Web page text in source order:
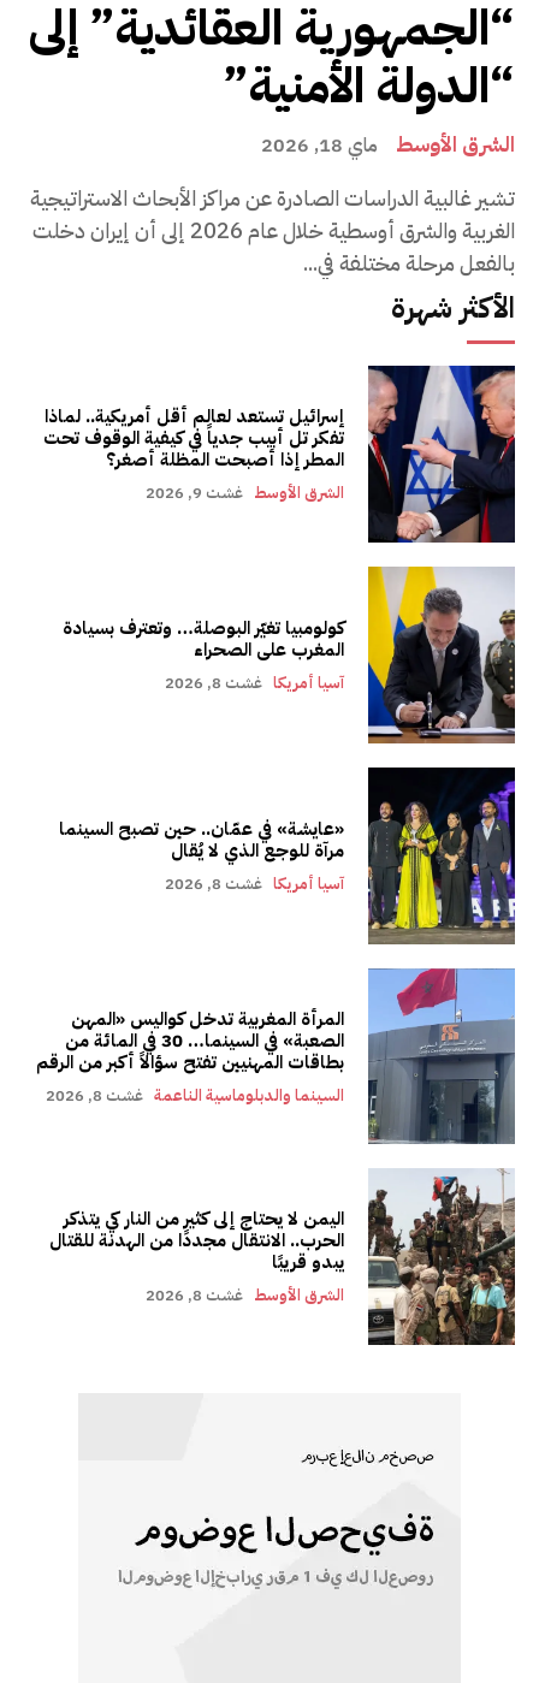
“الجمهورية العقائدية” إلى
“الدولة الأمنية”
الشرق الأوسط ماي 18, 2026
تشير غالبية الدراسات الصادرة عن مراكز الأبحاث الاستراتيجية
الغربية والشرق أوسطية خلال عام 2026 إلى أن إيران دخلت
بالفعل مرحلة مختلفة في...
الأكثر شهرة
إسرائيل تستعد لعالم أقل أمريكية.. لماذا
تفكر تل أبيب جدياً في كيفية الوقوف تحت
المطر إذا أصبحت المظلة أصغر؟
الشرق الأوسط غشت 9, 2026
كولومبيا تغيّر البوصلة… وتعترف بسيادة
المغرب على الصحراء
آسيا أمريكا غشت 8, 2026
«عايشة» في عمّان.. حين تصبح السينما
مرآة للوجع الذي لا يُقال
آسيا أمريكا غشت 8, 2026
المرأة المغربية تدخل كواليس «المهن
الصعبة» في السينما… 30 في المائة من
بطاقات المهنيين تفتح سؤالاً أكبر من الرقم
السينما والدبلوماسية الناعمة غشت 8, 2026
اليمن لا يحتاج إلى كثير من النار كي يتذكر
الحرب.. الانتقال مجددًا من الهدنة للقتال
يبدو قريبًا
الشرق الأوسط غشت 8, 2026